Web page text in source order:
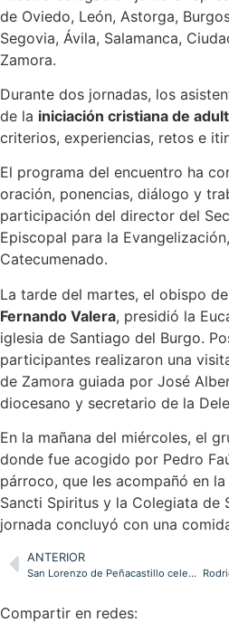
de Oviedo, León, Astorga,
Segovia, Ávila, Salamanca,
Zamora.
Durante dos jornadas, los
de la iniciación cristiana de
criterios, experiencias, retos e
El programa del encuentro ha
oración, ponencias, diálogo y
participación del director del
Episcopal para la
Catecumenado.
La tarde del martes, el obispo
Fernando Valera, presidió la
iglesia de Santiago del Burgo.
participantes realizaron una
de Zamora guiada por José
diocesano y secretario de la
En la mañana del miércoles, el
donde fue acogido por Pedro
párroco, que les acompañó en
Sancti Spiritus y la Colegiata de
jornada concluyó con una
ANTERIOR
San Lorenzo de Peñacastillo celebra este domingo una Misa en honor a la Virgen de Loreto
Compartir en redes: